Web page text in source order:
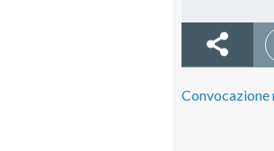
Convocazione